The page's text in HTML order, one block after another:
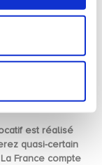
?
ouvre alors
en lui-
stratégie. En effet,
s’effectue dans
est réalisé
quasi-certain
France compte